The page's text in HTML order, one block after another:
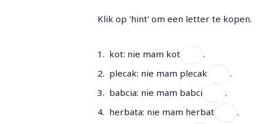
Klik op 'hint' om een letter te kopen.
1. kot: nie mam kot
.
2. plecak: nie mam plecak
.
3. babcia: nie mam babci
.
4. herbata: nie mam herbat
.